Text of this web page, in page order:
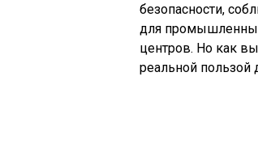
безопасности,
для
центров. Но как
реальной пользой